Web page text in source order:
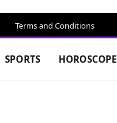
Terms and Conditions
SPORTS HOROSCOPE